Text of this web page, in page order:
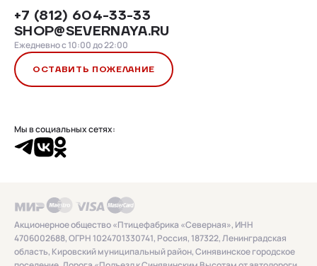
Мы в социальных сетях:
+7 (812) 604-33-33
SHOP@SEVERNAYA.RU
Ежедневно с 10:00 до 22:00
ОСТАВИТЬ ПОЖЕЛАНИЕ
Акционерное общество «Птицефабрика «Северная», ИНН
4706002688, ОГРН 1024701330741, Россия, 187322, Ленинградская
область, Кировский муниципальный район, Синявинское городское